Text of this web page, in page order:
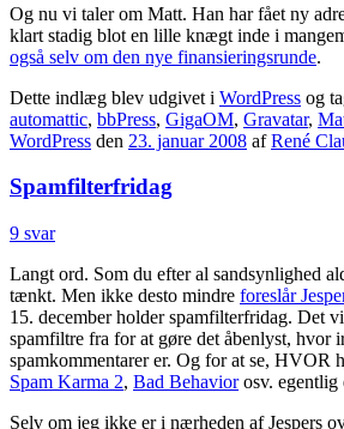
Og nu vi taler om Matt. Han har fået ny
klart stadig blot en lille knægt inde i
også selv om den nye finansieringsrunde.
Dette indlæg blev udgivet i WordPress og
automattic, bbPress, GigaOM, Gravatar,
WordPress den 23. januar 2008 afRené
Spamfilterfridag
9 svar
Langt ord. Som du efter al sandsynlighed
tænkt. Men ikke desto mindre foreslår
15. december holder spamfilterfridag. Det
spamfiltre fra for at gøre det åbenlyst, hvor
spamkommentarer er. Og for at se, HVOR
Spam Karma 2, Bad Behaviorosv. egentlig
Selv om jeg ikke er i nærheden af Jespers